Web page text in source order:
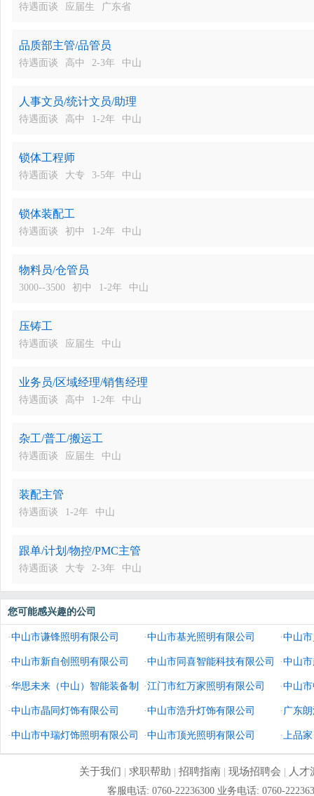
待遇面谈 应届生 广东省
品质部主管/品管员
待遇面谈 高中 2-3年 中山
人事文员/统计文员/助理
待遇面谈 高中 1-2年 中山
锁体工程师
待遇面谈 大专 3-5年 中山
锁体装配工
待遇面谈 初中 1-2年 中山
物料员/仓管员
3000--3500 初中 1-2年 中山
压铸工
待遇面谈 应届生 中山
业务员/区域经理/销售经理
待遇面谈 高中 1-2年 中山
杂工/普工/搬运工
待遇面谈 应届生 中山
装配主管
待遇面谈 1-2年 中山
跟单/计划/物控/PMC主管
待遇面谈 大专 2-3年 中山
您可能感兴趣的公司
·中山市谦锋照明有限公司 ·中山市基光照明有限公司 ·中山
·中山市新自创照明有限公司 ·中山市同喜智能科技有限公司 ·中山
·华思未来（中山）智能装备制
造有限公司
·江门市红万家照明有限公司 ·中山
·中山市晶同灯饰有限公司 ·中山市浩升灯饰有限公司 ·广东
·中山市中瑞灯饰照明有限公司 ·中山市顶光照明有限公司 ·上品
关于我们 | 求职帮助 | 招聘指南| 现场招聘会 | 人才
客服电话: 0760-22236300 业务电话: 0760-